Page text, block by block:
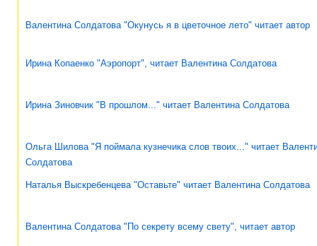
Валентина Солдатова "Окунусь я в цветочное лето" читает автор
Ирина Копаенко "Аэропорт", читает Валентина Солдатова
Ирина Зиновчик "В прошлом..." читает Валентина Солдатова
Ольга Шилова "Я поймала кузнечика слов твоих..." читает
Солдатова
Наталья Выскребенцева "Оставьте" читает Валентина Солдатова
Валентина Солдатова "По секрету всему свету", читает автор